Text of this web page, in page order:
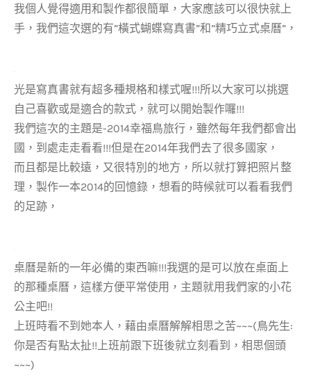
我個人覺得適用和製作都很簡單，大家應該可以很快就上
手，我們這次選的有”橫式蝴蝶寫真書”和”精巧立式桌曆”，
光是寫真書就有超多種規格和樣式喔!!!所以大家可以挑選
自己喜歡或是適合的款式，就可以開始製作囉!!!
我們這次的主題是-2014幸福鳥旅行，雖然每年我們都會出
國，到處走走看看!!!但是在2014年我們去了很多國家，
而且都是比較遠，又很特別的地方，所以就打算把照片整
理，製作一本2014的回憶錄，想看的時候就可以看看我們
的足跡，
桌曆是新的一年必備的東西嘛!!!我選的是可以放在桌面上
的那種桌曆，這樣方便平常使用，主題就用我們家的小花
公主吧!!
上班時看不到她本人，藉由桌曆解解相思之苦~~~(鳥先生:
你是否有點太扯!!上班前跟下班後就立刻看到，相思個頭
~~~)